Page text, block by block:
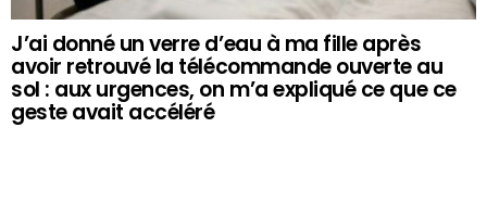
J’ai donné un verre d’eau à ma fille après
avoir retrouvé la télécommande ouverte au
sol : aux urgences, on m’a expliqué ce que ce
geste avait accéléré